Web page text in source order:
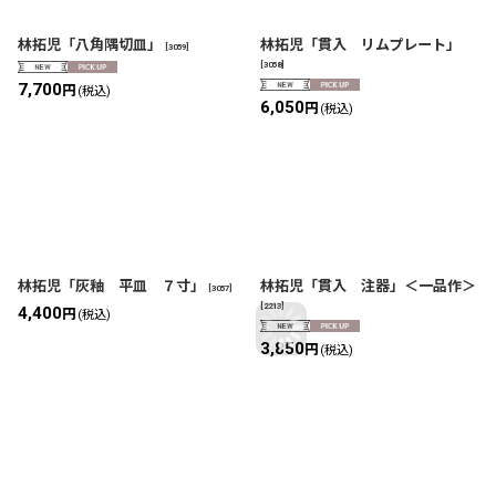
林拓児「八角隅切皿」 3059
7,700円 (税込)
林拓児「貫入 リムプレート」
3058]
6,050円 (税込)
林拓児「灰釉 平皿 ７寸」 3057
4,400円 (税込)
林拓児「貫入 注器」＜一品作＞
2213]
3,850円 (税込)